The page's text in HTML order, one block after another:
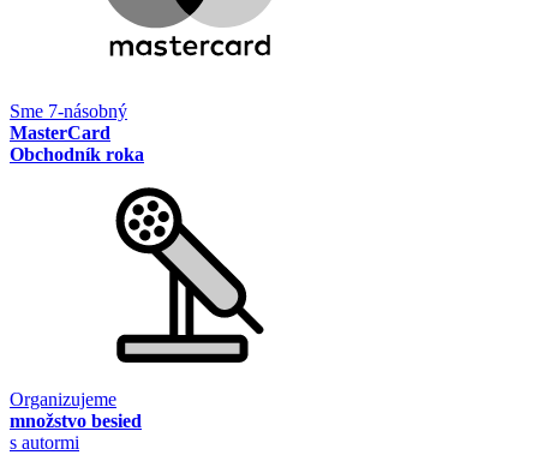
Sme 7-násobný
MasterCard
Obchodník roka
Organizujeme
množstvo besied
s autormi